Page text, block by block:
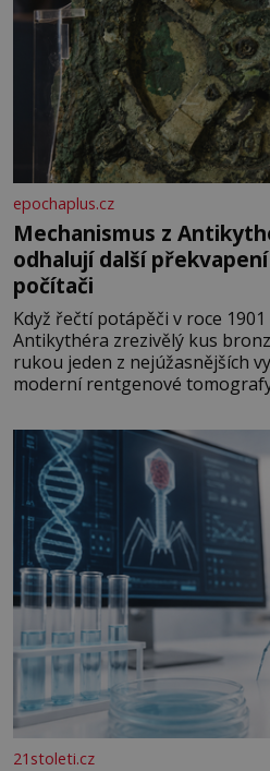
epochaplus.cz
Mechanismus z
odhalují další
počítači
Když řečtí potápěči v roce
Antikythéra zrezivělý kus
rukou jeden z nejúžasnějších
moderní rentgenové
Antikythéry je dnes považován
analogový počítač na světě.
letech výzkumu
21stoleti.cz